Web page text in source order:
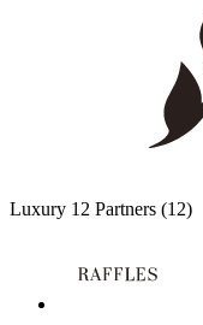
Luxury 12 Partners (12)